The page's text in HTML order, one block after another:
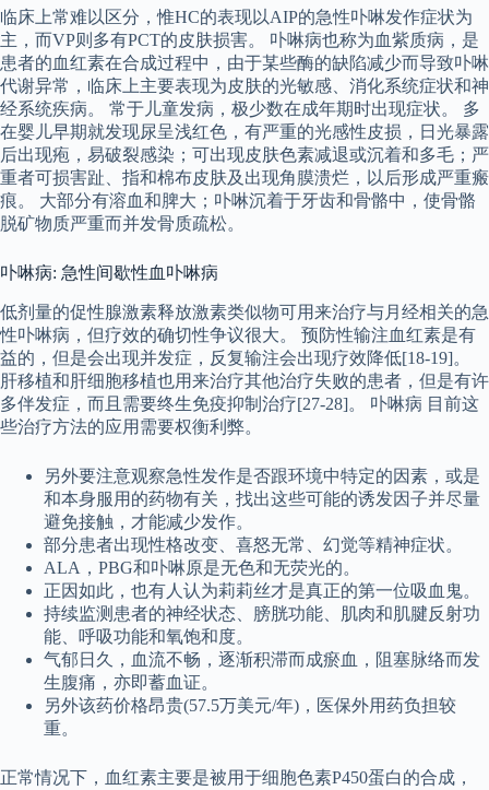
临床上常难以区分，惟HC的表现以AIP的急性卟啉发作症状为
主，而VP则多有PCT的皮肤损害。 卟啉病也称为血紫质病，是
患者的血红素在合成过程中，由于某些酶的缺陷减少而导致卟啉
代谢异常，临床上主要表现为皮肤的光敏感、消化系统症状和神
经系统疾病。 常于儿童发病，极少数在成年期时出现症状。 多
在婴儿早期就发现尿呈浅红色，有严重的光感性皮损，日光暴露
后出现疱，易破裂感染；可出现皮肤色素减退或沉着和多毛；严
重者可损害趾、指和棉布皮肤及出现角膜溃烂，以后形成严重瘢
痕。 大部分有溶血和脾大；卟啉沉着于牙齿和骨骼中，使骨骼
脱矿物质严重而并发骨质疏松。
卟啉病: 急性间歇性血卟啉病
低剂量的促性腺激素释放激素类似物可用来治疗与月经相关的急
性卟啉病，但疗效的确切性争议很大。 预防性输注血红素是有
益的，但是会出现并发症，反复输注会出现疗效降低[18-19]。
肝移植和肝细胞移植也用来治疗其他治疗失败的患者，但是有许
多伴发症，而且需要终生免疫抑制治疗[27-28]。 卟啉病 目前这
些治疗方法的应用需要权衡利弊。
另外要注意观察急性发作是否跟环境中特定的因素，或是
和本身服用的药物有关，找出这些可能的诱发因子并尽量
避免接触，才能减少发作。
部分患者出现性格改变、喜怒无常、幻觉等精神症状。
ALA，PBG和卟啉原是无色和无荧光的。
正因如此，也有人认为莉莉丝才是真正的第一位吸血鬼。
持续监测患者的神经状态、膀胱功能、肌肉和肌腱反射功
能、呼吸功能和氧饱和度。
气郁日久，血流不畅，逐渐积滞而成瘀血，阻塞脉络而发
生腹痛，亦即蓄血证。
另外该药价格昂贵(57.5万美元/年)，医保外用药负担较
重。
正常情况下，血红素主要是被用于细胞色素P450蛋白的合成，